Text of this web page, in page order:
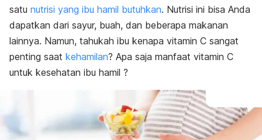
satu nutrisi yang ibu hamil butuhkan. Nutrisi ini bisa Anda
dapatkan dari sayur, buah, dan beberapa makanan
lainnya. Namun, tahukah ibu kenapa vitamin C sangat
penting saat kehamilan? Apa saja manfaat vitamin C
untuk kesehatan ibu hamil ?